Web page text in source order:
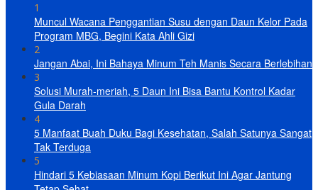
1
Muncul Wacana Penggantian Susu dengan Daun Kelor Pada
Program MBG, Begini Kata Ahli Gizi
2
Jangan Abai, Ini Bahaya Minum Teh Manis Secara Berlebihan
3
Solusi Murah-meriah, 5 Daun Ini Bisa Bantu Kontrol Kadar
Gula Darah
4
5 Manfaat Buah Duku Bagi Kesehatan, Salah Satunya Sangat
Tak Terduga
5
Hindari 5 Kebiasaan Minum Kopi Berikut Ini Agar Jantung